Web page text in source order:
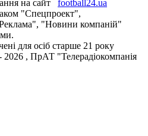
на сайт
football24.ua
"Спецпроект",
"Новини компаній"
для осіб старше 21 року
2026 , ПрАТ "Телерадіокомпанія